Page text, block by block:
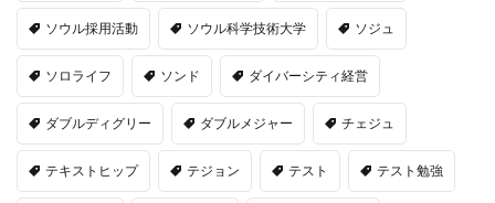
ソウル採用活動 ソウル科学技術大学 ソジュ
ソロライフ ソンド ダイバーシティ経営
ダブルディグリー ダブルメジャー チェジュ
テキストヒップ テジョン テスト テスト勉強